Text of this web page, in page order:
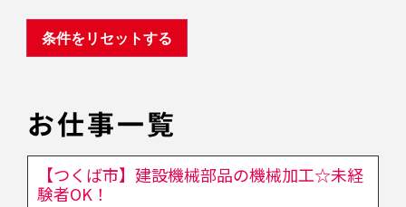
お仕事一覧
【つくば市】建設機械部品の機械加工☆未経
験者OK！